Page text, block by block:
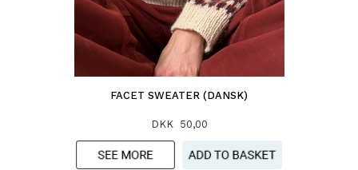
FACET SWEATER (DANSK)
DKK 50,00